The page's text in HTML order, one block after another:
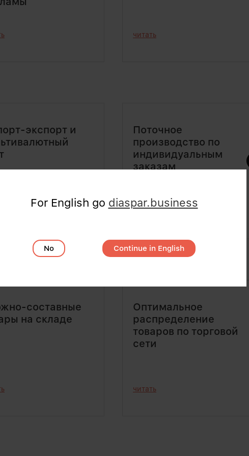
читать
экспорт и
Поточное
производство по
индивидуальным
заказам
составные
на складе
Оптимальное
распределение
товаров по торговой
сети
читать
For English go diaspar.business
No Continue in English